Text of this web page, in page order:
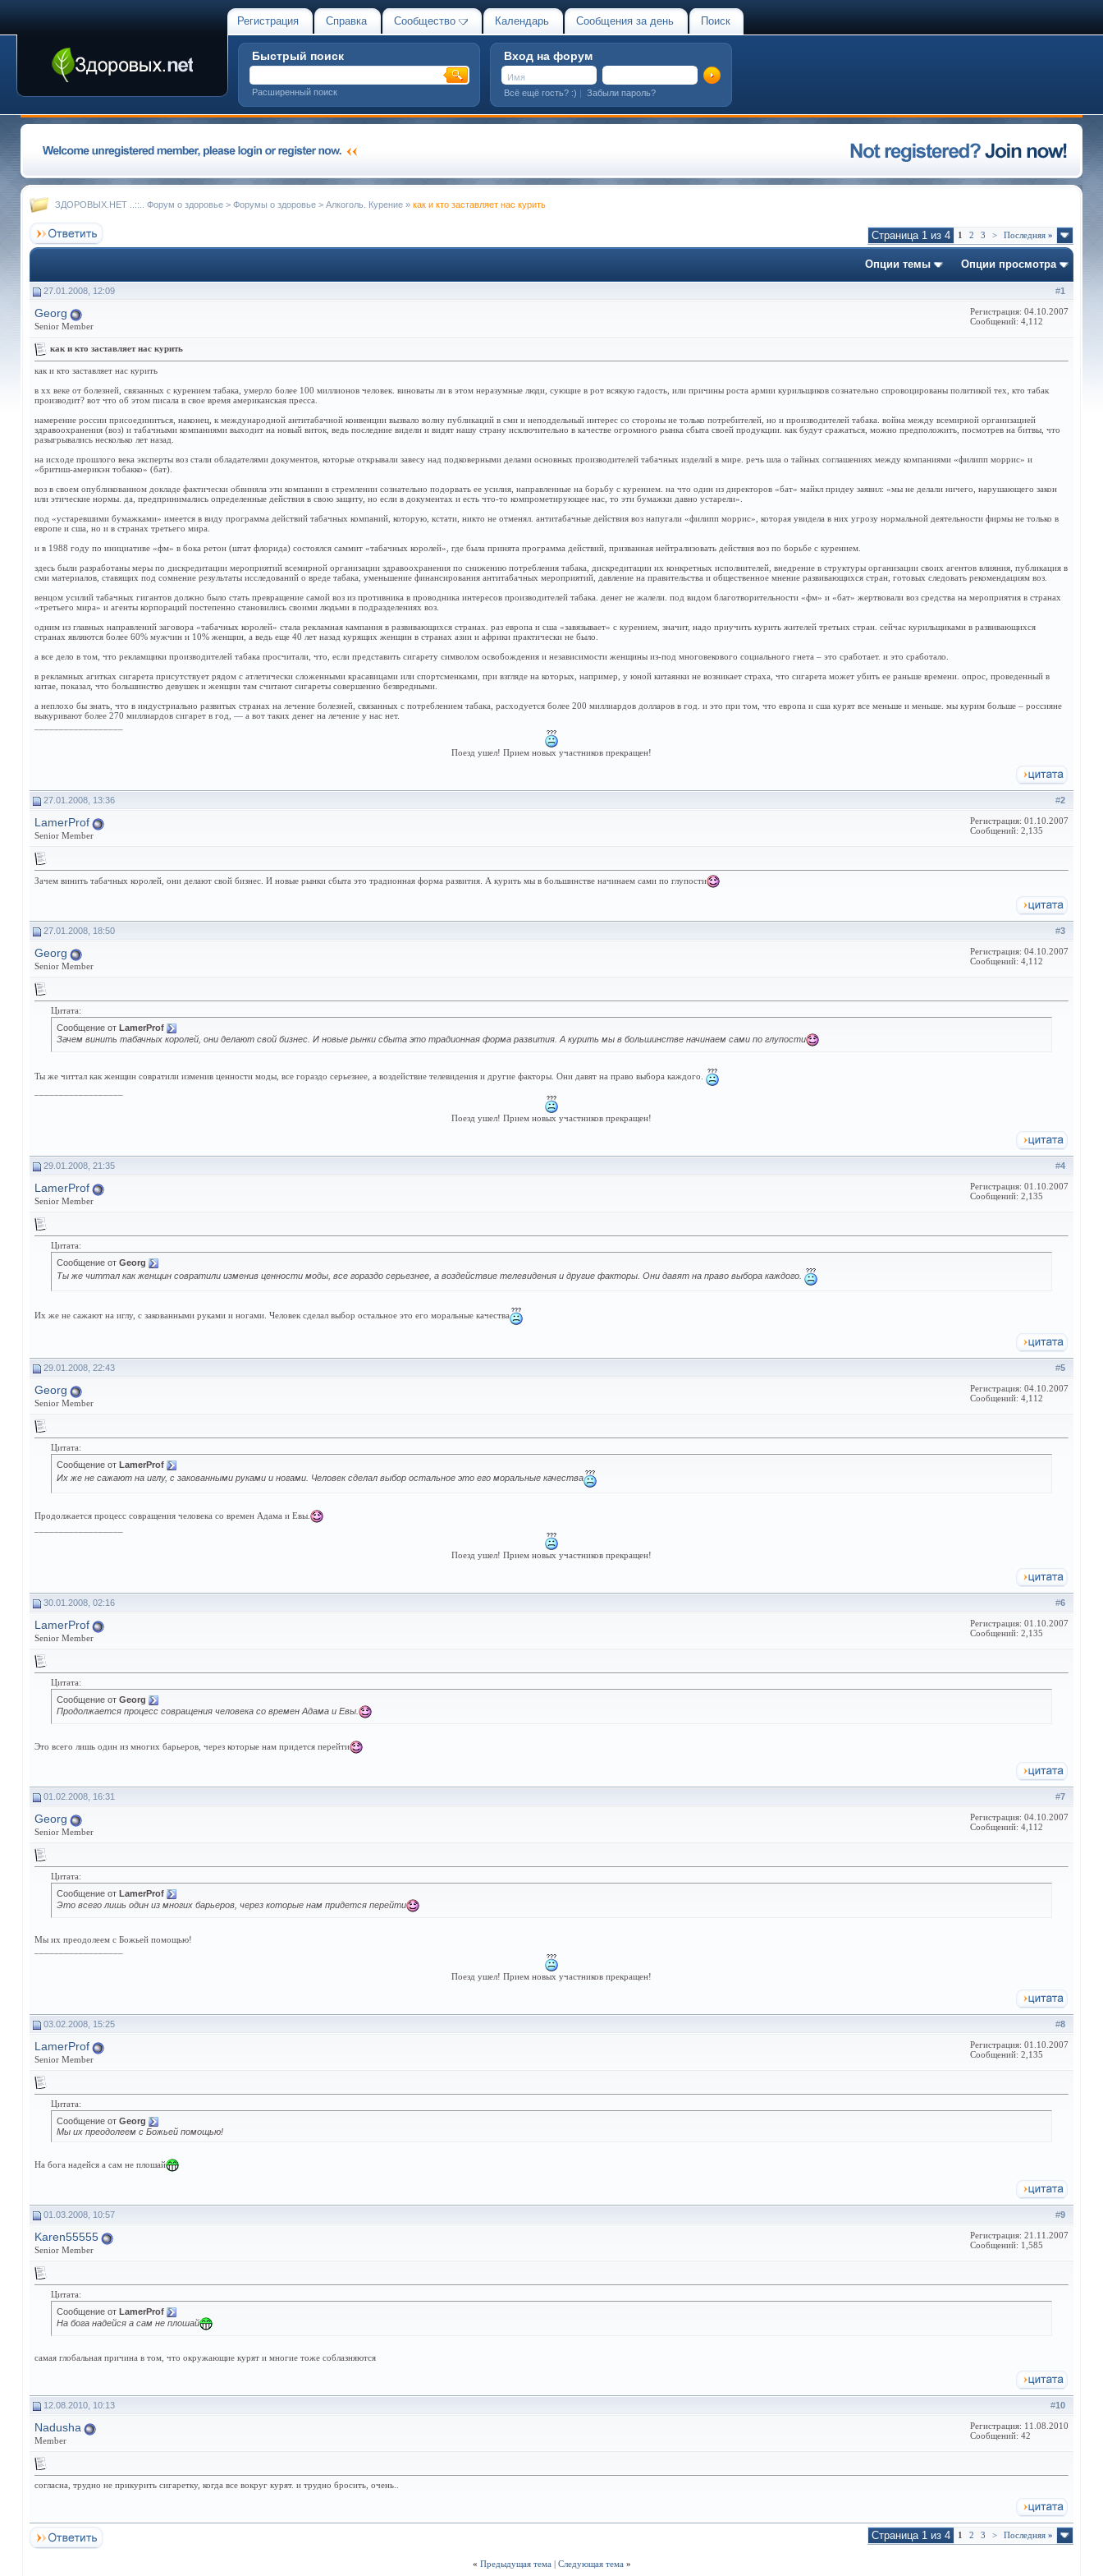
Регистрация Справка Сообщество Календарь Сообщения за день Поиск
Быстрый поиск
Расширенный поиск
Вход на форум
Всё ещё гость? :) | Забыли пароль?
ЗДОРОВЫХ.НЕТ ..::.. Форум о здоровье > Форумы о здоровье > Алкоголь. Курение » как и кто заставляет нас курить
Страница 1 из 4 1 2 3 > Последняя »
Опции темы Опции просмотра
#1
27.01.2008, 12:09
Georg
Senior Member
Регистрация: 04.10.2007
Сообщений: 4,112
как и кто заставляет нас курить
как и кто заставляет нас курить
в хх веке от болезней, связанных с курением табака, умерло более 100 миллионов человек. виноваты ли в этом неразумные люди, сующие в рот всякую гадость, или причины роста армии курильщиков сознательно спровоцированы политикой тех, кто табак
производит? вот что об этом писала в свое время американская пресса.
намерение россии присоединиться, наконец, к международной антитабачной конвенции вызвало волну публикаций в сми и неподдельный интерес со стороны не только потребителей, но и производителей табака. война между всемирной организацией
здравоохранения (воз) и табачными компаниями выходит на новый виток, ведь последние видели и видят нашу страну исключительно в качестве огромного рынка сбыта своей продукции. как будут сражаться, можно предположить, посмотрев на битвы, что
разыгрывались несколько лет назад.
на исходе прошлого века эксперты воз стали обладателями документов, которые открывали завесу над подковерными делами основных производителей табачных изделий в мире. речь шла о тайных соглашениях между компаниями «филипп моррис» и
«бритиш-америкэн тобакко» (бат).
воз в своем опубликованном докладе фактически обвиняла эти компании в стремлении сознательно подорвать ее усилия, направленные на борьбу с курением. на что один из директоров «бат» майкл придеу заявил: «мы не делали ничего, нарушающего закон
или этические нормы. да, предпринимались определенные действия в свою защиту, но если в документах и есть что-то компрометирующее нас, то эти бумажки давно устарели».
под «устаревшими бумажками» имеется в виду программа действий табачных компаний, которую, кстати, никто не отменял. антитабачные действия воз напугали «филипп моррис», которая увидела в них угрозу нормальной деятельности фирмы не только в
европе и сша, но и в странах третьего мира.
и в 1988 году по инициативе «фм» в бока ретон (штат флорида) состоялся саммит «табачных королей», где была принята программа действий, призванная нейтрализовать действия воз по борьбе с курением.
здесь были разработаны меры по дискредитации мероприятий всемирной организации здравоохранения по снижению потребления табака, дискредитации их конкретных исполнителей, внедрение в структуры организации своих агентов влияния, публикация в
сми материалов, ставящих под сомнение результаты исследований о вреде табака, уменьшение финансирования антитабачных мероприятий, давление на правительства и общественное мнение развивающихся стран, готовых следовать рекомендациям воз.
венцом усилий табачных гигантов должно было стать превращение самой воз из противника в проводника интересов производителей табака. денег не жалели. под видом благотворительности «фм» и «бат» жертвовали воз средства на мероприятия в странах
«третьего мира» и агенты корпораций постепенно становились своими людьми в подразделениях воз.
одним из главных направлений заговора «табачных королей» стала рекламная кампания в развивающихся странах. раз европа и сша «завязывает» с курением, значит, надо приучить курить жителей третьих стран. сейчас курильщиками в развивающихся
странах являются более 60% мужчин и 10% женщин, а ведь еще 40 лет назад курящих женщин в странах азии и африки практически не было.
а все дело в том, что рекламщики производителей табака просчитали, что, если представить сигарету символом освобождения и независимости женщины из-под многовекового социального гнета – это сработает. и это сработало.
в рекламных агитках сигарета присутствует рядом с атлетически сложенными красавицами или спортсменками, при взгляде на которых, например, у юной китаянки не возникает страха, что сигарета может убить ее раньше времени. опрос, проведенный в
китае, показал, что большинство девушек и женщин там считают сигареты совершенно безвредными.
а неплохо бы знать, что в индустриально развитых странах на лечение болезней, связанных с потреблением табака, расходуется более 200 миллиардов долларов в год. и это при том, что европа и сша курят все меньше и меньше. мы курим больше – россияне
выкуривают более 270 миллиардов сигарет в год, — а вот таких денег на лечение у нас нет.
Поезд ушел! Прием новых участников прекращен!
#2
27.01.2008, 13:36
LamerProf
Senior Member
Регистрация: 01.10.2007
Сообщений: 2,135
Зачем винить табачных королей, они делают свой бизнес. И новые рынки сбыта это традионная форма развития. А курить мы в большинстве начинаем сами по глупости
#3
27.01.2008, 18:50
Georg
Senior Member
Регистрация: 04.10.2007
Сообщений: 4,112
Цитата:
Сообщение от LamerProf
Зачем винить табачных королей, они делают свой бизнес. И новые рынки сбыта это традионная форма развития. А курить мы в большинстве начинаем сами по глупости
Ты же читтал как женщин совратили изменив ценности моды, все гораздо серьезнее, а воздействие телевидения и другие факторы. Они давят на право выбора каждого.
Поезд ушел! Прием новых участников прекращен!
#4
29.01.2008, 21:35
LamerProf
Senior Member
Регистрация: 01.10.2007
Сообщений: 2,135
Цитата:
Сообщение от Georg
Ты же читтал как женщин совратили изменив ценности моды, все гораздо серьезнее, а воздействие телевидения и другие факторы. Они давят на право выбора каждого.
Их же не сажают на иглу, с закованными руками и ногами. Человек сделал выбор остальное это его моральные качества
#5
29.01.2008, 22:43
Georg
Senior Member
Регистрация: 04.10.2007
Сообщений: 4,112
Цитата:
Сообщение от LamerProf
Их же не сажают на иглу, с закованными руками и ногами. Человек сделал выбор остальное это его моральные качества
Продолжается процесс совращения человека со времен Адама и Евы.
Поезд ушел! Прием новых участников прекращен!
#6
30.01.2008, 02:16
LamerProf
Senior Member
Регистрация: 01.10.2007
Сообщений: 2,135
Цитата:
Сообщение от Georg
Продолжается процесс совращения человека со времен Адама и Евы.
Это всего лишь один из многих барьеров, через которые нам придется перейти
#7
01.02.2008, 16:31
Georg
Senior Member
Регистрация: 04.10.2007
Сообщений: 4,112
Цитата:
Сообщение от LamerProf
Это всего лишь один из многих барьеров, через которые нам придется перейти
Мы их преодолеем с Божьей помощью!
Поезд ушел! Прием новых участников прекращен!
#8
03.02.2008, 15:25
LamerProf
Senior Member
Регистрация: 01.10.2007
Сообщений: 2,135
Цитата:
Сообщение от Georg
Мы их преодолеем с Божьей помощью!
На бога надейся а сам не плошай
#9
01.03.2008, 10:57
Karen55555
Senior Member
Регистрация: 21.11.2007
Сообщений: 1,585
Цитата:
Сообщение от LamerProf
На бога надейся а сам не плошай
самая глобальная причина в том, что окружающие курят и многие тоже соблазняются
#10
12.08.2010, 10:13
Nadusha
Member
Регистрация: 11.08.2010
Сообщений: 42
согласна, трудно не прикурить сигаретку, когда все вокруг курят. и трудно бросить, очень..
Страница 1 из 4 1 2 3 > Последняя »
« Предыдущая тема | Следующая тема »